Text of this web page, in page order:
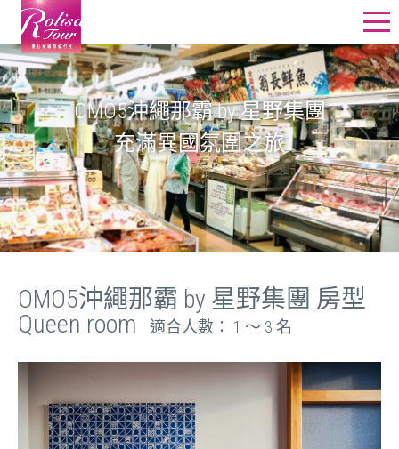
星野飯店訂房
星野行程
星野教堂婚禮
星野團體
其他精選行程
線上詢價
OMO5沖繩那霸 by 星野集團
充滿異國氛圍之旅
OMO5沖繩那霸 by 星野集團 房型
Queen room
適合人數： 1 ～ 3 名